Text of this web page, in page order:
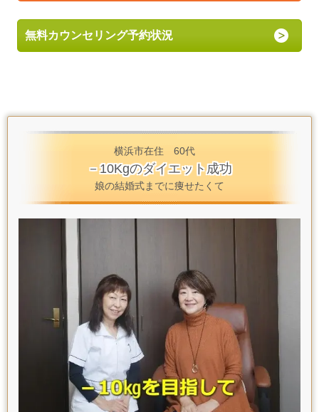
無料カウンセリング予約状況
横浜市在住 60代
－10Kgのダイエット成功
娘の結婚式までに痩せたくて